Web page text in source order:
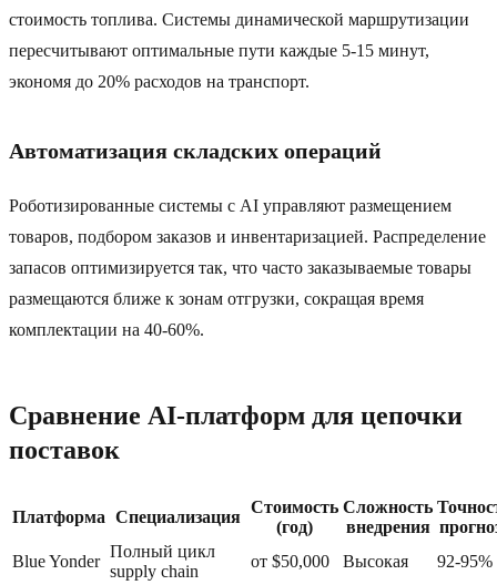
стоимость топлива. Системы динамической маршрутизации
пересчитывают оптимальные пути каждые 5-15 минут,
экономя до 20% расходов на транспорт.
Автоматизация складских операций
Роботизированные системы с AI управляют размещением
товаров, подбором заказов и инвентаризацией. Распределение
запасов оптимизируется так, что часто заказываемые товары
размещаются ближе к зонам отгрузки, сокращая время
комплектации на 40-60%.
Сравнение AI-платформ для цепочки
поставок
Платформа Специализация
Стоимость
(год)
Сложность
внедрения
Blue Yonder
Полный цикл
supply chain
от $50,000 Высокая 92-95%